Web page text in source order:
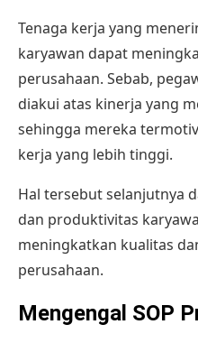
Tenaga kerja yang
karyawan dapat
perusahaan. Sebab,
diakui atas kinerja yang
sehingga mereka
kerja yang lebih tinggi.
Hal tersebut selanjutnya
dan produktivitas
meningkatkan kualitas
perusahaan.
Mengengal SOP